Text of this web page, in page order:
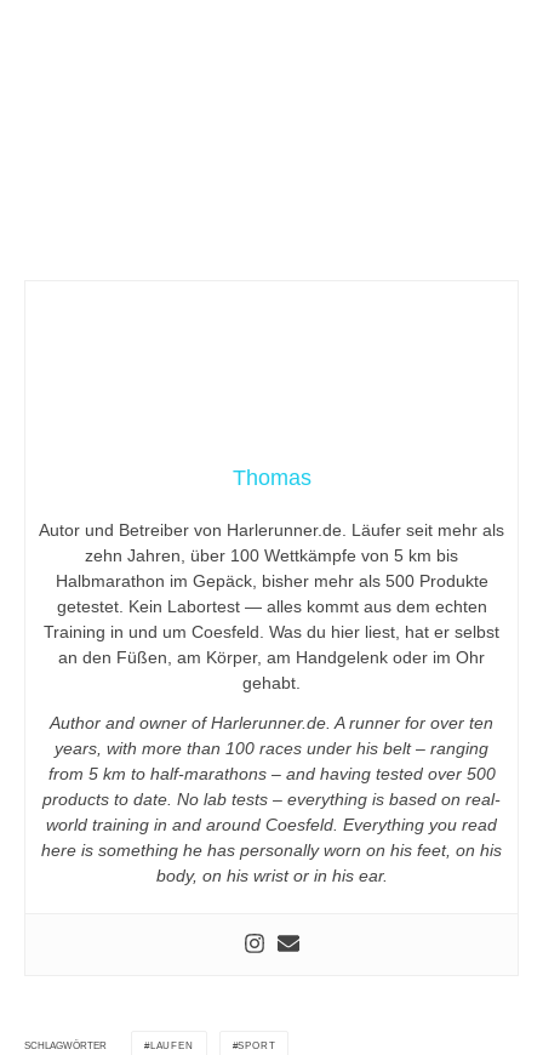
Thomas
Autor und Betreiber von Harlerunner.de. Läufer seit mehr als
zehn Jahren, über 100 Wettkämpfe von 5 km bis
Halbmarathon im Gepäck, bisher mehr als 500 Produkte
getestet. Kein Labortest — alles kommt aus dem echten
Training in und um Coesfeld. Was du hier liest, hat er selbst
an den Füßen, am Körper, am Handgelenk oder im Ohr
gehabt.
Author and owner of Harlerunner.de. A runner for over ten
years, with more than 100 races under his belt – ranging
from 5 km to half-marathons – and having tested over 500
products to date. No lab tests – everything is based on real-
world training in and around Coesfeld. Everything you read
here is something he has personally worn on his feet, on his
body, on his wrist or in his ear.
SCHLAGWÖRTER LAUFEN SPORT